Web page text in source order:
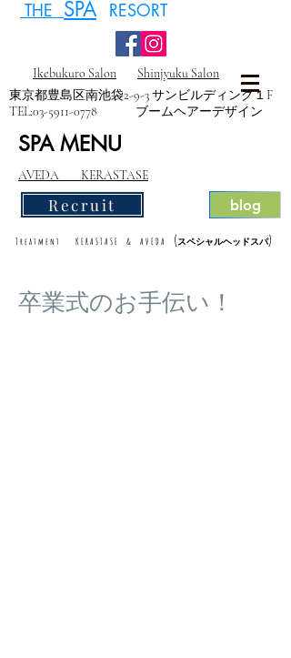
THE SPA RESORT
Ikebukuro Salon
Shinjyuku Salon
東京都豊島区南池袋2-9-3 サンビルディング１F
TEL:03-5911-0778 ブームヘアーデザイン
SPA MENU
AVEDA KERASTASE
Recruit blog
Treatment KERASTASE & AVEDA (スペシャルヘッドスパ)
卒業式のお手伝い！